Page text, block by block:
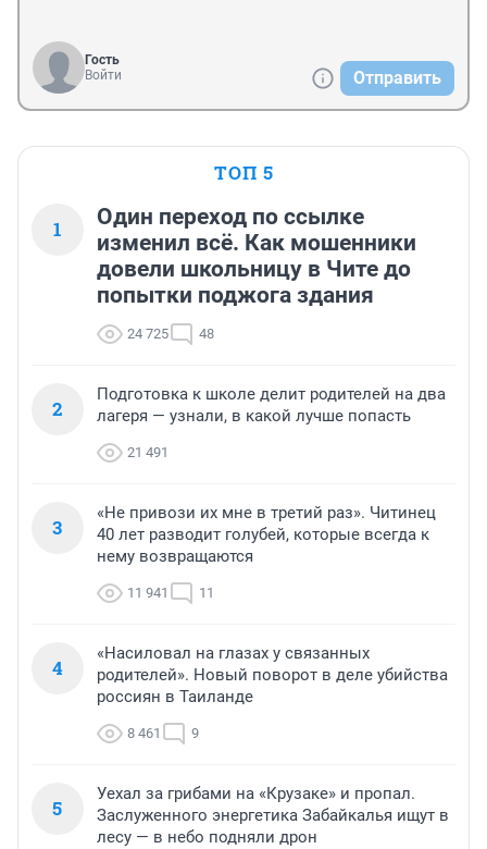
Гость
Войти
Отправить
ТОП 5
1
Один переход по ссылке
изменил всё. Как мошенники
довели школьницу в Чите до
попытки поджога здания
24 725 48
2
Подготовка к школе делит родителей на два
лагеря — узнали, в какой лучше попасть
21 491
3
«Не привози их мне в третий раз». Читинец
40 лет разводит голубей, которые всегда к
нему возвращаются
11 941 11
4
«Насиловал на глазах у связанных
родителей». Новый поворот в деле убийства
россиян в Таиланде
8 461 9
5
Уехал за грибами на «Крузаке» и пропал.
Заслуженного энергетика Забайкалья ищут в
лесу — в небо подняли дрон